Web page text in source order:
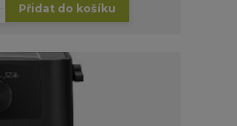
Přidat do košíku